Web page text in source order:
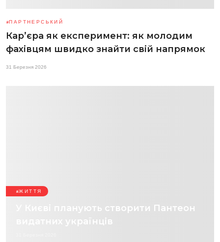
ПАРТНЕРСЬКИЙ
Кар’єра як експеримент: як молодим
фахівцям швидко знайти свій напрямок
31 Березня 2026
ЖИТТЯ
У Києві планують створити Пантеон
видатних українців